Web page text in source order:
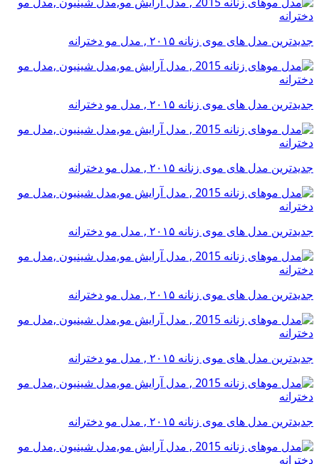
جدیدترین مدل های موی زنانه ۲۰۱۵ , مدل مو دخترانه
جدیدترین مدل های موی زنانه ۲۰۱۵ , مدل مو دخترانه
جدیدترین مدل های موی زنانه ۲۰۱۵ , مدل مو دخترانه
جدیدترین مدل های موی زنانه ۲۰۱۵ , مدل مو دخترانه
جدیدترین مدل های موی زنانه ۲۰۱۵ , مدل مو دخترانه
جدیدترین مدل های موی زنانه ۲۰۱۵ , مدل مو دخترانه
جدیدترین مدل های موی زنانه ۲۰۱۵ , مدل مو دخترانه